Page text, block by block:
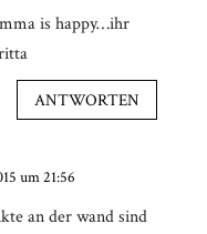
is happy…ihr
ANTWORTEN
um 21:56
an der wand sind